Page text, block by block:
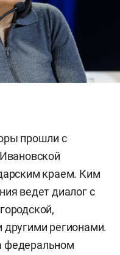
прошли с
краем. Ким
ведет диалог с
другими регионами.
федеральном